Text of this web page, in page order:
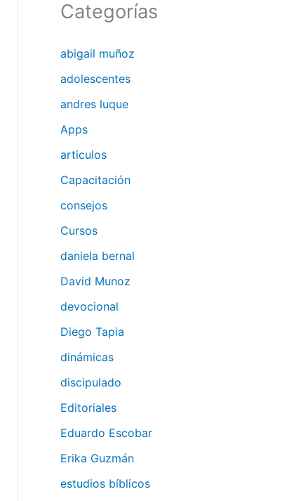
Categorías
abigail muñoz
adolescentes
andres luque
Apps
articulos
Capacitación
consejos
Cursos
daniela bernal
David Munoz
devocional
Diego Tapia
dinámicas
discipulado
Editoriales
Eduardo Escobar
Erika Guzmán
estudios bíblicos